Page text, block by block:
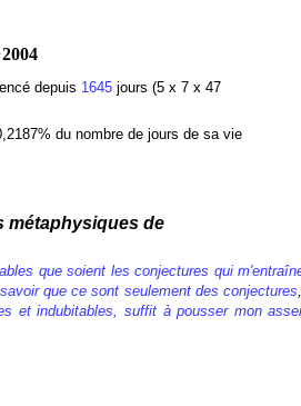
depuis 1645 jours (5 x 7 x 47
% du nombre de jours de sa vie
métaphysiques de
que soient les conjectures qui
que ce sont seulement des conjectures
et indubitables, suffit à pousser mon